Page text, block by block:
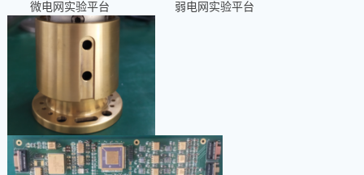
微电网实验平台 弱电网实验平台